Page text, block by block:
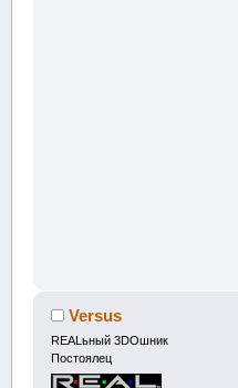
Versus
REALьный 3DOшник
Постоялец